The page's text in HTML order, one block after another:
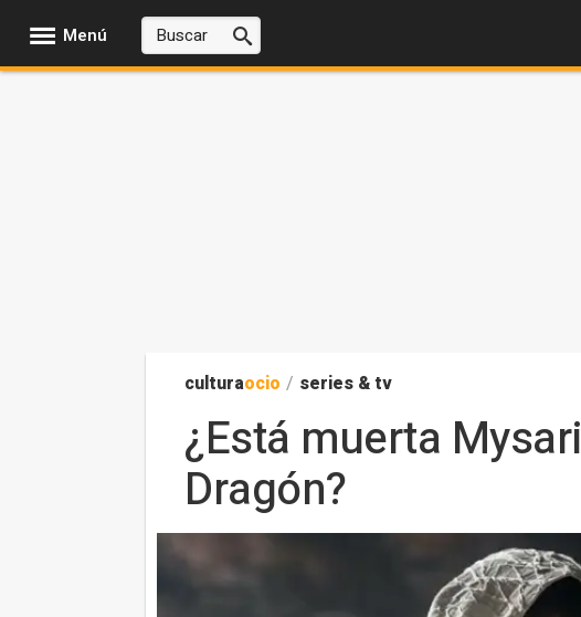
Menú
culturaocio / series & tv
¿Está muerta
Dragón?